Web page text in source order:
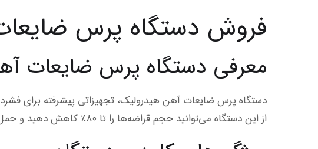
فروش دستگاه پرس
معرفی دستگاه پرس ضایعات
دستگاه پرس ضایعات آهن هیدرولیک، تجهیزاتی پیشرفته برای
از این دستگاه می‌توانید حجم قراضه‌ها را تا ۸۰٪ کاهش دهید و حمل‌ونقل و ذخیره‌سازی آن‌ها را بهینه کنید.